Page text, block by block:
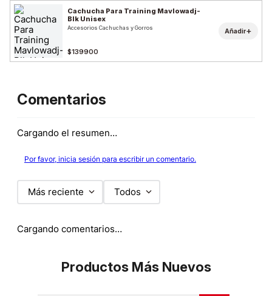
Cachucha Para Training Mavlowadj-
Blk Unisex
Accesorios Cachuchas y Gorros
$139900
Añadir+
Comentarios
Cargando el resumen…
Por favor, inicia sesión para escribir un comentario.
Más reciente Todos
Cargando comentarios…
Productos Más Nuevos